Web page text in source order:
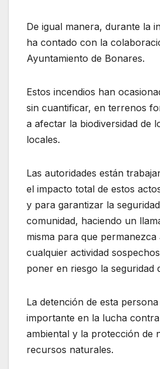
De igual manera, durante la
ha contado con la
Ayuntamiento de Bonares.
Estos incendios han
sin cuantificar, en terrenos
a afectar la biodiversidad de
locales.
Las autoridades están
el impacto total de estos
y para garantizar la
comunidad, haciendo un
misma para que
cualquier actividad
poner en riesgo la seguridad
La detención de esta
importante en la lucha
ambiental y la protección de
recursos naturales.